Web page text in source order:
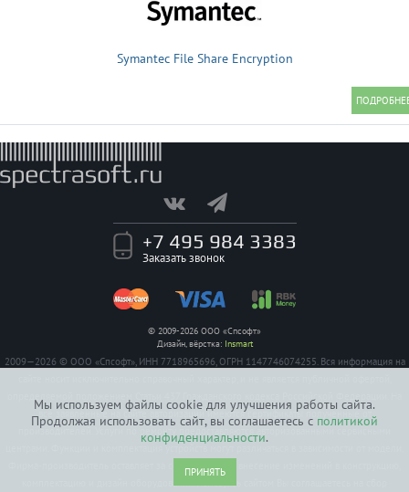
Мы используем файлы cookie для улучшения работы сайта.
Продолжая использовать сайт, вы соглашаетесь с политикой
конфиденциальности.
ПРИНЯТЬ
Symantec File Share Encryption
+7 495 984 3383
Заказать звонок
© 2009-2026 ООО «Спсофт»
Дизайн, вёрстка: Insmart
2009—2026 © ООО «Спсофт», ИНН 7718965696, ОГРН 1147746074255. Вся информация на
определяемой положением Статьи 437 Гражданского кодекса Российской Федерации. На
все заявленные на сайте авторизации имеются сертификаты полученные от
производителей. Услуги по ремонту предоставляются авторизованными сервисными
центрами. Функции и комплектация устройств могут различаться в зависимости от модели.
Фирма-производитель оставляет за собой право на внесение изменений в конструкцию,
комплектацию и дизайн оборудования. Пользуясь сайтом Вы соглашаетесь на сбор